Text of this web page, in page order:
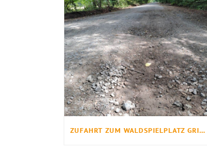
ZUFAHRT ZUM WALDSPIELPLATZ GRINDERWALD WIRD INSTANDGESETZT